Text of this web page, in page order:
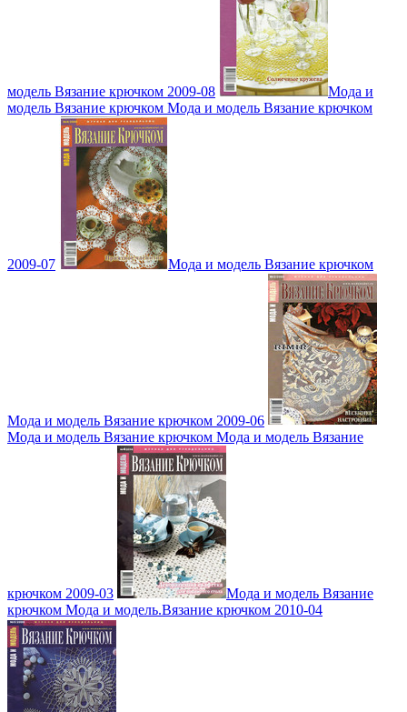
модель Вязание крючком 2009-08
Мода и
модель Вязание крючком Мода и модель Вязание крючком
2009-07 Мода и модель Вязание крючком
Мода и модель Вязание крючком 2009-06
Мода и модель Вязание крючком Мода и модель Вязание
крючком 2009-03
Мода и модель Вязание
крючком Мода и модель.Вязание крючком 2010-04